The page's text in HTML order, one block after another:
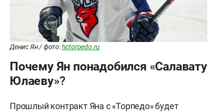
Денис Ян / фото:hctorpedo.ru
Почему Ян понадобился «Салавату
Юлаеву»?
Прошлый контракт Яна с «Торпедо» будет